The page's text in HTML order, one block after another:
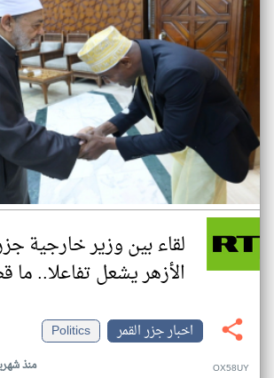
لقاء بين وزير خارجية
الأزهر يشعل تفاعلا.. ما
اخبار جزر القمر
Politics
منذ OX58UY